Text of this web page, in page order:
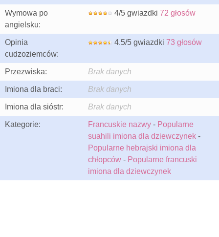
Wymowa po
angielsku:
4/5 gwiazdki 72 głosów
Opinia
cudzoziemców:
4.5/5 gwiazdki 73 głosów
Przezwiska: Brak danych
Imiona dla braci: Brak danych
Imiona dla sióstr: Brak danych
Kategorie: Francuskie nazwy - Popularne
suahili imiona dla dziewczynek -
Popularne hebrajski imiona dla
chłopców - Popularne francuski
imiona dla dziewczynek